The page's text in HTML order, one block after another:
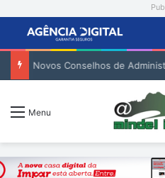
Menu